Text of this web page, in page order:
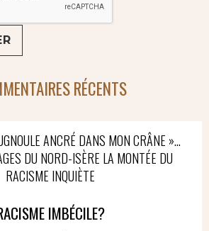
RÉCENTS
ANCRÉ DANS MON CRÂNE »…
DU NORD-ISÈRE LA MONTÉE DU
RACISME INQUIÈTE
IMBÉCILE?